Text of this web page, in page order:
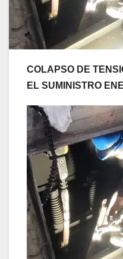
COLAPSO DE
EL SUMINISTRO